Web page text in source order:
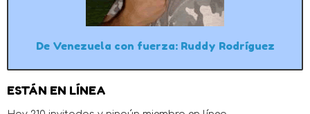
De Venezuela con fuerza: Ruddy Rodríguez
ESTÁN EN LÍNEA